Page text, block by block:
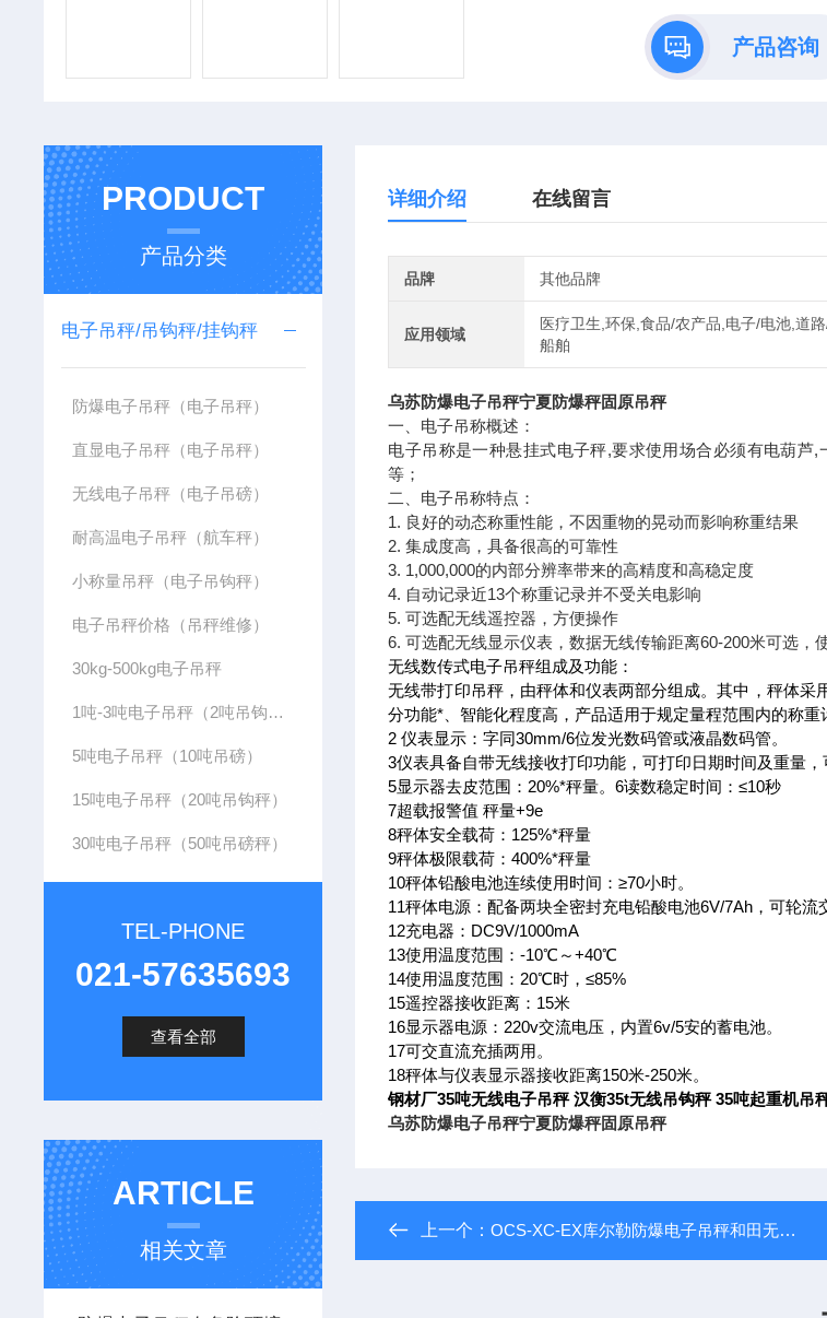
产品咨询
PRODUCT
产品分类
电子吊秤/吊钩秤/挂钩秤
防爆电子吊秤（电子吊秤）
直显电子吊秤（电子吊秤）
无线电子吊秤（电子吊磅）
耐高温电子吊秤（航车秤）
小称量吊秤（电子吊钩秤）
电子吊秤价格（吊秤维修）
30kg-500kg电子吊秤
1吨-3吨电子吊秤（2吨吊钩秤）
5吨电子吊秤（10吨吊磅）
15吨电子吊秤（20吨吊钩秤）
30吨电子吊秤（50吨吊磅秤）
TEL-PHONE
021-57635693
查看全部
ARTICLE
相关文章
详细介绍 在线留言
品牌 其他品牌
应用领域
医疗卫生,环保,食品/农产品,电子/电池,道
船舶
乌苏防爆电子吊秤宁夏防爆秤固原吊秤
一、电子吊称概述：
电子吊称是一种悬挂式电子秤,要求使用场合必须有电葫
等；
二、电子吊称特点：
1. 良好的动态称重性能，不因重物的晃动而影响称重结果
2. 集成度高，具备很高的可靠性
3. 1,000,000的内部分辨率带来的高精度和高稳定度
4. 自动记录近13个称重记录并不受关电影响
5. 可选配无线遥控器，方便操作
6. 可选配无线显示仪表，数据无线传输距离60-200米可选，
无线数传式电子吊秤组成及功能：
无线带打印吊秤，由秤体和仪表两部分组成。其中，秤体
分功能*、智能化程度高，产品适用于规定量程范围内的称
2 仪表显示：字同30mm/6位发光数码管或液晶数码管。
3仪表具备自带无线接收打印功能，可打印日期时间及重量
5显示器去皮范围：20%*秤量。6读数稳定时间：≤10秒
7超载报警值 秤量+9e
8秤体安全载荷：125%*秤量
9秤体极限载荷：400%*秤量
10秤体铅酸电池连续使用时间：≥70小时。
11秤体电源：配备两块全密封充电铅酸电池6V/7Ah，可轮流
12充电器：DC9V/1000mA
13使用温度范围：-10℃～+40℃
14使用温度范围：20℃时，≤85%
15遥控器接收距离：15米
16显示器电源：220v交流电压，内置6v/5安的蓄电池。
17可交直流充插两用。
18秤体与仪表显示器接收距离150米-250米。
钢材厂35吨无线电子吊秤 汉衡35t无线吊钩秤 35吨起重机吊
乌苏防爆电子吊秤宁夏防爆秤固原吊秤
上一个：OCS-XC-EX库尔勒防爆电子吊秤和田无线打印吊秤